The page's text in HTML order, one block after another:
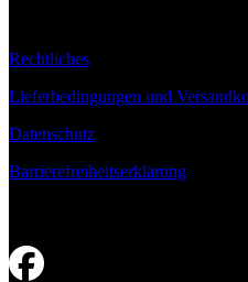
Rechtliches
Lieferbedingungen und
Datenschutz
Barrierefreiheitserklärung